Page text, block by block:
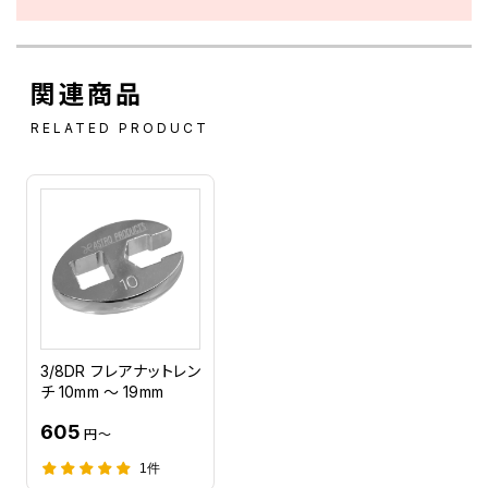
関連商品
RELATED PRODUCT
3/8DR フレアナットレン
チ 10mm ～ 19mm
605 円～
1件